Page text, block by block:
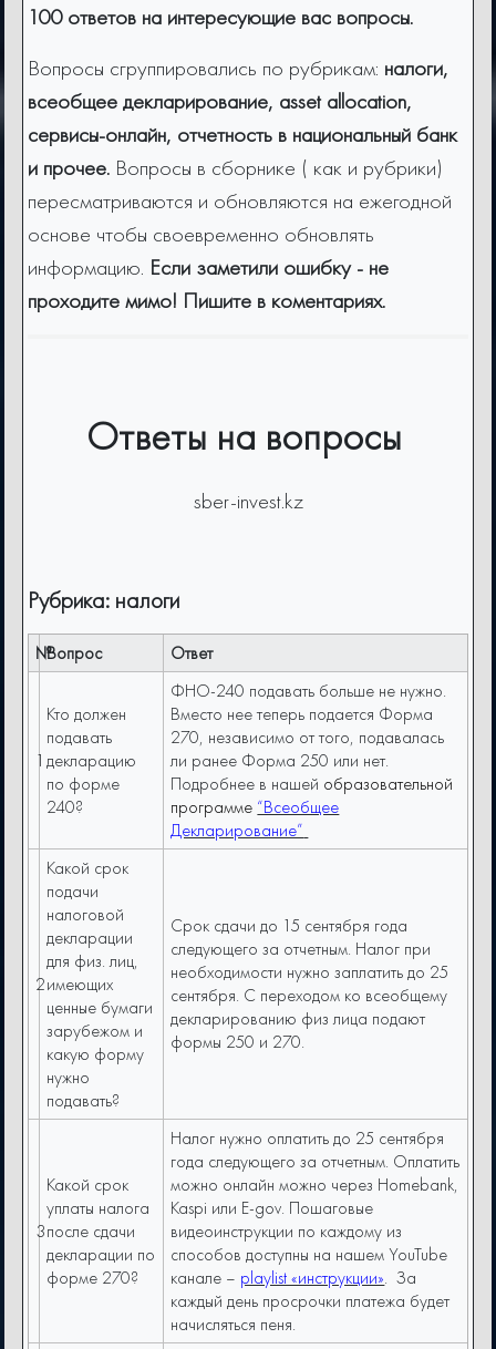
100 ответов на интересующие вас вопросы.
Вопросы сгруппировались по рубрикам: налоги,
всеобщее декларирование, asset allocation,
сервисы-онлайн, отчетность в национальный банк
и прочее. Вопросы в сборнике ( как и рубрики)
пересматриваются и обновляются на ежегодной
основе чтобы своевременно обновлять
информацию. Если заметили ошибку - не
проходите мимо! Пишите в коментариях.
Ответы на вопросы
sber-invest.kz
Рубрика: налоги
№Вопрос Ответ
1
Кто должен
подавать
декларацию
по форме
240?
ФНО-240 подавать больше не нужно.
Вместо нее теперь подается Форма
270, независимо от того, подавалась
ли ранее Форма 250 или нет.
Подробнее в нашей образовательной
программе “Всеобщее
Декларирование”
2
Какой срок
подачи
налоговой
декларации
для физ. лиц,
имеющих
ценные бумаги
зарубежом и
какую форму
нужно
подавать?
Cрок сдачи до 15 сентября года
следующего за отчетным. Налог при
необходимости нужно заплатить до 25
сентября. С переходом ко всеобщему
декларированию физ лица подают
формы 250 и 270.
3
Какой срок
уплаты налога
после сдачи
декларации по
форме 270?
Налог нужно оплатить до 25 сентября
года следующего за отчетным. Оплатить
можно онлайн можно через Homebank,
Kaspi или E-gov. Пошаговые
видеоинструкции по каждому из
способов доступны на нашем YouTube
канале – playlist «инструкции». За
каждый день просрочки платежа будет
начисляться пеня.